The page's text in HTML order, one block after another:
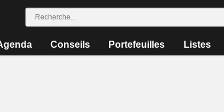
Conseils Portefeuilles Listes